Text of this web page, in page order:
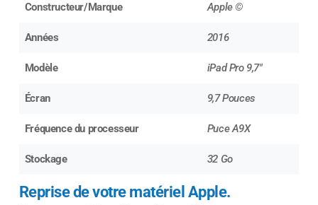
Constructeur/Marque Apple ©
Années 2016
Modèle iPad Pro 9,7"
Écran 9,7 Pouces
Fréquence du processeur Puce A9X
Stockage 32 Go
Reprise de votre matériel Apple.